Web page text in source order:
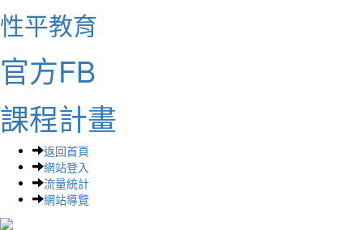
性平教育
官方FB
課程計畫
返回首頁
網站登入
流量統計
網站導覽